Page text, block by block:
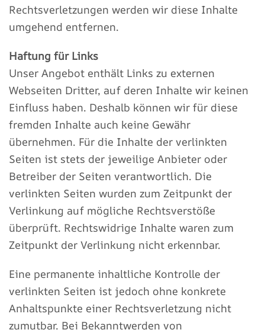
Rechtsverletzungen werden wir diese Inhalte
umgehend entfernen.
Haftung für Links
Unser Angebot enthält Links zu externen
Webseiten Dritter, auf deren Inhalte wir keinen
Einfluss haben. Deshalb können wir für diese
fremden Inhalte auch keine Gewähr
übernehmen. Für die Inhalte der verlinkten
Seiten ist stets der jeweilige Anbieter oder
Betreiber der Seiten verantwortlich. Die
verlinkten Seiten wurden zum Zeitpunkt der
Verlinkung auf mögliche Rechtsverstöße
überprüft. Rechtswidrige Inhalte waren zum
Zeitpunkt der Verlinkung nicht erkennbar.
Eine permanente inhaltliche Kontrolle der
verlinkten Seiten ist jedoch ohne konkrete
Anhaltspunkte einer Rechtsverletzung nicht
zumutbar. Bei Bekanntwerden von